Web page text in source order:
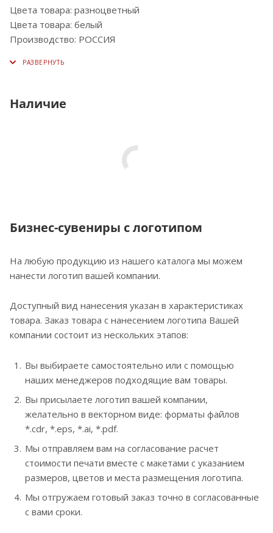
Цвета товара: разноцветный
Цвета товара: белый
Производство: РОССИЯ
Наличие
Бизнес-сувениры с логотипом
На любую продукцию из нашего каталога мы можем
нанести логотип вашей компании.
Доступный вид нанесения указан в характеристиках
товара. Заказ товара с нанесением логотипа Вашей
компании состоит из нескольких этапов:
Вы выбираете самостоятельно или с помощью
наших менеджеров подходящие вам товары.
Вы присылаете логотип вашей компании,
желательно в векторном виде: форматы файлов
*.cdr, *.eps, *.ai, *.pdf.
Мы отправляем вам на согласование расчет
стоимости печати вместе с макетами с указанием
размеров, цветов и места размещения логотипа.
Мы отгружаем готовый заказ точно в согласованные
с вами сроки.